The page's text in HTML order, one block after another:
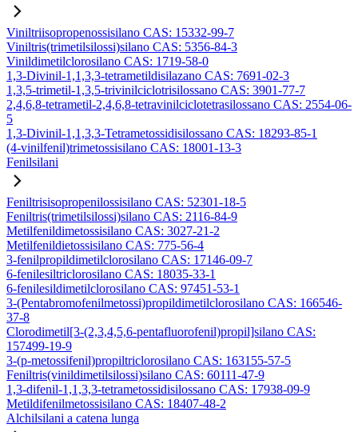
Viniltriisopropenossisilano CAS: 15332-99-7
Viniltris(trimetilsilossi)silano CAS: 5356-84-3
Vinildimetilclorosilano CAS: 1719-58-0
1,3-Divinil-1,1,3,3-tetrametildisilazano CAS: 7691-02-3
1,3,5-trimetil-1,3,5-trivinilciclotrisilossano CAS: 3901-77-7
2,4,6,8-tetrametil-2,4,6,8-tetravinilciclotetrasilossano CAS: 2554-06-
5
1,3-Divinil-1,1,3,3-Tetrametossidisilossano CAS: 18293-85-1
(4-vinilfenil)trimetossisilano CAS: 18001-13-3
Fenilsilani
Feniltrisisopropenilossisilano CAS: 52301-18-5
Feniltris(trimetilsilossi)silano CAS: 2116-84-9
Metilfenildimetossisilano CAS: 3027-21-2
Metilfenildietossisilano CAS: 775-56-4
3-fenilpropildimetilclorosilano CAS: 17146-09-7
6-fenilesiltriclorosilano CAS: 18035-33-1
6-fenilesildimetilclorosilano CAS: 97451-53-1
3-(Pentabromofenilmetossi)propildimetilclorosilano CAS: 166546-
37-8
Clorodimetil[3-(2,3,4,5,6-pentafluorofenil)propil]silano CAS:
157499-19-9
3-(p-metossifenil)propiltriclorosilano CAS: 163155-57-5
Feniltris(vinildimetilsilossi)silano CAS: 60111-47-9
1,3-difenil-1,1,3,3-tetrametossidisilossano CAS: 17938-09-9
Metildifenilmetossisilano CAS: 18407-48-2
Alchilsilani a catena lunga